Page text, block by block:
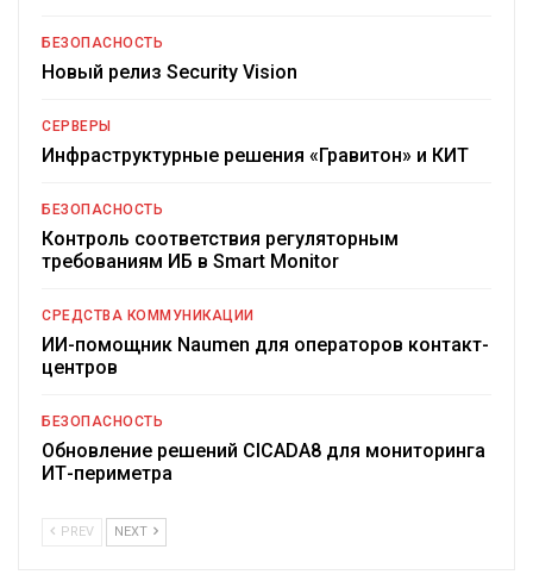
БЕЗОПАСНОСТЬ
Новый релиз Security Vision
СЕРВЕРЫ
Инфраструктурные решения «Гравитон» и КИТ
БЕЗОПАСНОСТЬ
Контроль соответствия регуляторным
требованиям ИБ в Smart Monitor
СРЕДСТВА КОММУНИКАЦИИ
ИИ-помощник Naumen для операторов контакт-
центров
БЕЗОПАСНОСТЬ
Обновление решений CICADA8 для мониторинга
ИТ-периметра
PREV NEXT